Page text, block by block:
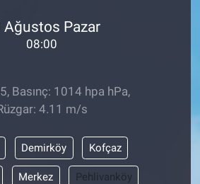
Ağustos Pazar
08:00
Basınç: 1014 hpa hPa,
4.11 m/s
Demirköy Kofçaz
Merkez Pehlivanköy